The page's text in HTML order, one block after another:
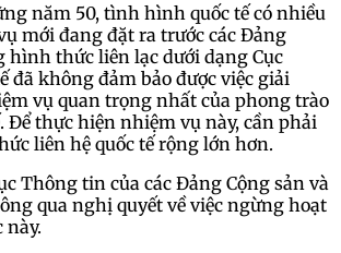
năm 50, tình hình quốc tế có nhiều
mới đang đặt ra trước các Đảng
hình thức liên lạc dưới dạng Cục
đã không đảm bảo được việc giải
vụ quan trọng nhất của phong trào
Để thực hiện nhiệm vụ này, cần phải
liên hệ quốc tế rộng lớn hơn.
Thông tin của các Đảng Cộng sản và
qua nghị quyết về việc ngừng hoạt
này.